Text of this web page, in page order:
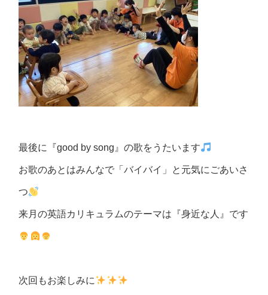
最後に『good by song』の歌をうたいます
お歌のあとはみんなで「バイバイ 」と元気にごあいさ
つ
来月の英語カリキュラムのテーマは『身近な人』です
次回もお楽しみに